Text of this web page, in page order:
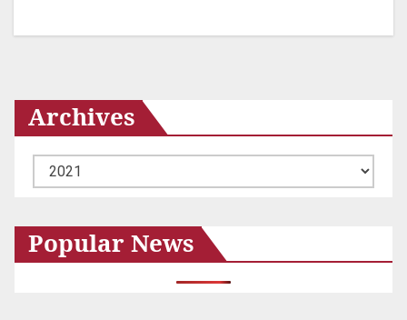
Archives
ー
イ
ブ
Popular News